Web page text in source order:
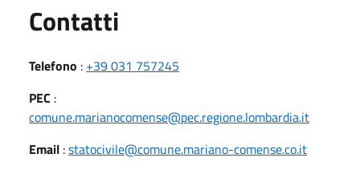
Contatti
Telefono : +39 031 757245
PEC :
comune.marianocomense@pec.regione.lombardia.it
Email :statocivile@comune.mariano-comense.co.it